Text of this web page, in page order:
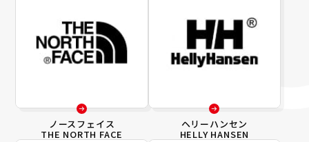
ノースフェイス
THE NORTH FACE
ヘリーハンセン
HELLY HANSEN